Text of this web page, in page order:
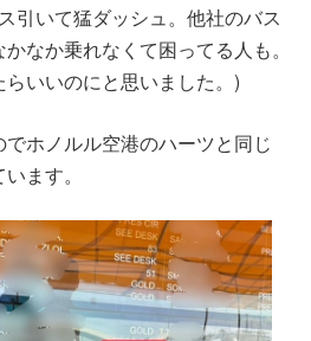
引いて猛ダッシュ。他社のバス
なか乗れなくて困ってる人も。
いいのにと思いました。)
ホノルル空港のハーツと同じ
ます。